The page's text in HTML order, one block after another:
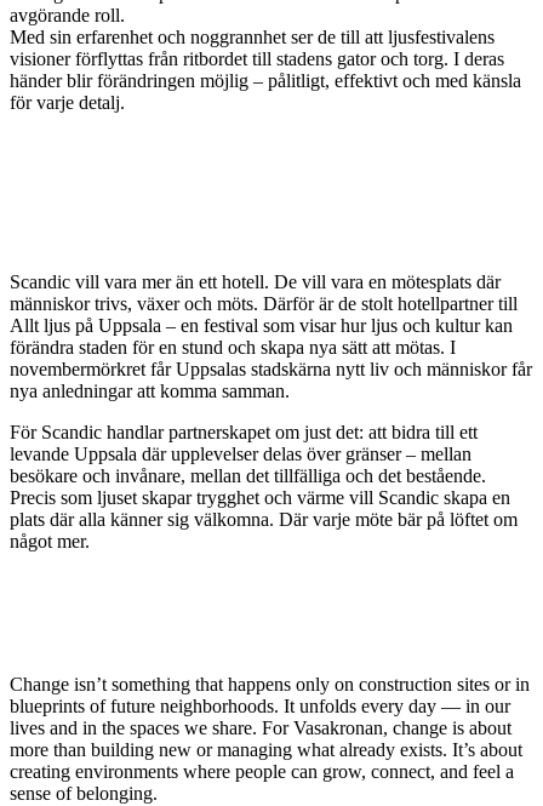
avgörande roll.
Med sin erfarenhet och noggrannhet ser de till att ljusfestivalens
visioner förflyttas från ritbordet till stadens gator och torg. I deras
händer blir förändringen möjlig – pålitligt, effektivt och med känsla
för varje detalj.
Scandic vill vara mer än ett hotell. De vill vara en mötesplats där
människor trivs, växer och möts. Därför är de stolt hotellpartner till
Allt ljus på Uppsala – en festival som visar hur ljus och kultur kan
förändra staden för en stund och skapa nya sätt att mötas. I
novembermörkret får Uppsalas stadskärna nytt liv och människor får
nya anledningar att komma samman.
För Scandic handlar partnerskapet om just det: att bidra till ett
levande Uppsala där upplevelser delas över gränser – mellan
besökare och invånare, mellan det tillfälliga och det bestående.
Precis som ljuset skapar trygghet och värme vill Scandic skapa en
plats där alla känner sig välkomna. Där varje möte bär på löftet om
något mer.
Change isn’t something that happens only on construction sites or in
blueprints of future neighborhoods. It unfolds every day — in our
lives and in the spaces we share. For Vasakronan, change is about
more than building new or managing what already exists. It’s about
creating environments where people can grow, connect, and feel a
sense of belonging.